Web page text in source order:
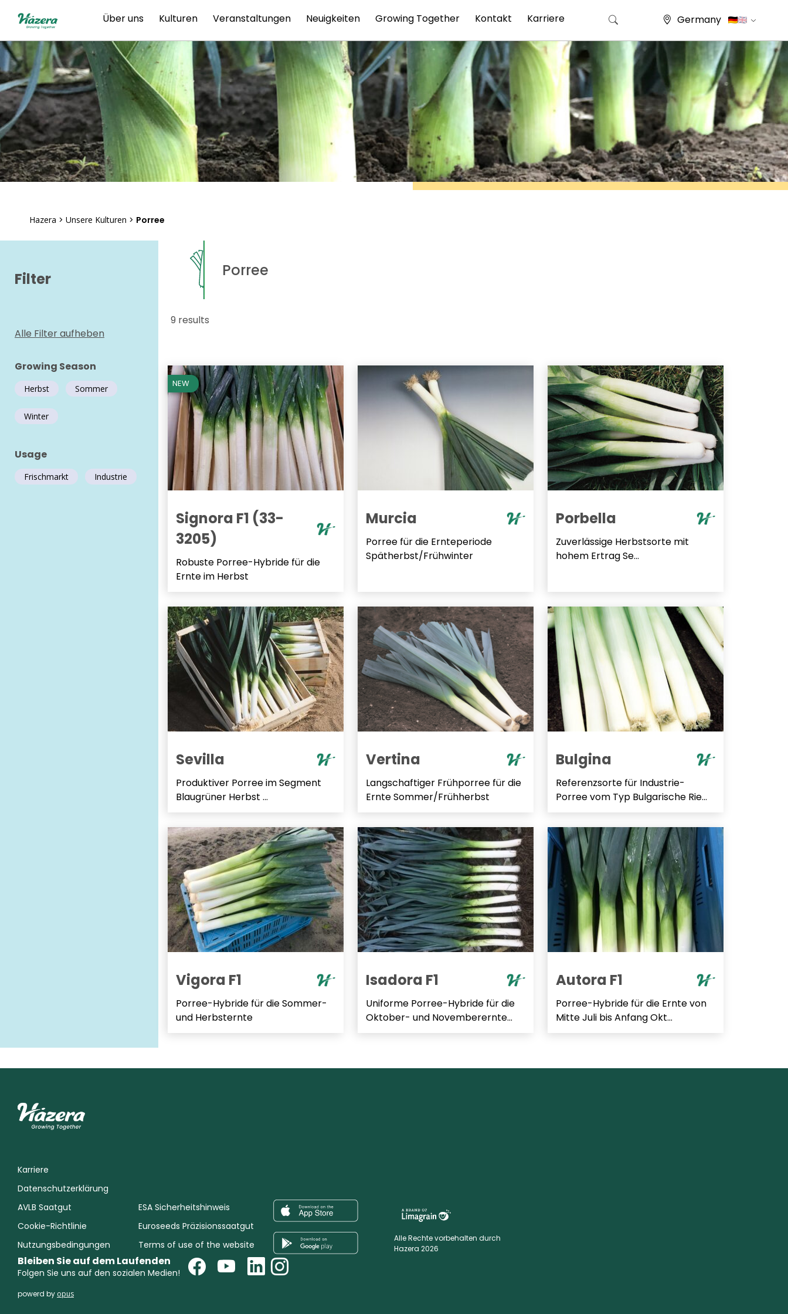
Inhalt
Über uns Kulturen Veranstaltungen Neuigkeiten Growing Together Kontakt Karriere Germany
Suche nach:
Hazera > Unsere Kulturen > Porree
Filter
Alle Filter aufheben
Growing Season
Herbst Sommer
Winter
Usage
Frischmarkt Industrie
Porree
9 results
NEW
Signora F1 (33-
3205)
Robuste Porree-Hybride für die
Ernte im Herbst
Murcia
Porree für die Ernteperiode
Spätherbst/Frühwinter
Porbella
Zuverlässige Herbstsorte mit
hohem Ertrag Se...
Sevilla
Produktiver Porree im Segment
Blaugrüner Herbst ...
Vertina
Langschaftiger Frühporree für die
Ernte Sommer/Frühherbst
Bulgina
Referenzsorte für Industrie-
Porree vom Typ Bulgarische Rie...
Vigora F1
Porree-Hybride für die Sommer-
und Herbsternte
Isadora F1
Uniforme Porree-Hybride für die
Oktober- und Novemberernte...
Autora F1
Porree-Hybride für die Ernte von
Mitte Juli bis Anfang Okt...
Karriere
Datenschutzerklärung
AVLB Saatgut
Cookie-Richtlinie
Nutzungsbedingungen
ESA Sicherheitshinweis
Euroseeds Präzisionssaatgut
Terms of use of the website
Alle Rechte vorbehalten durch
Hazera 2026
Bleiben Sie auf dem Laufenden
Folgen Sie uns auf den sozialen Medien!
powerd by opus